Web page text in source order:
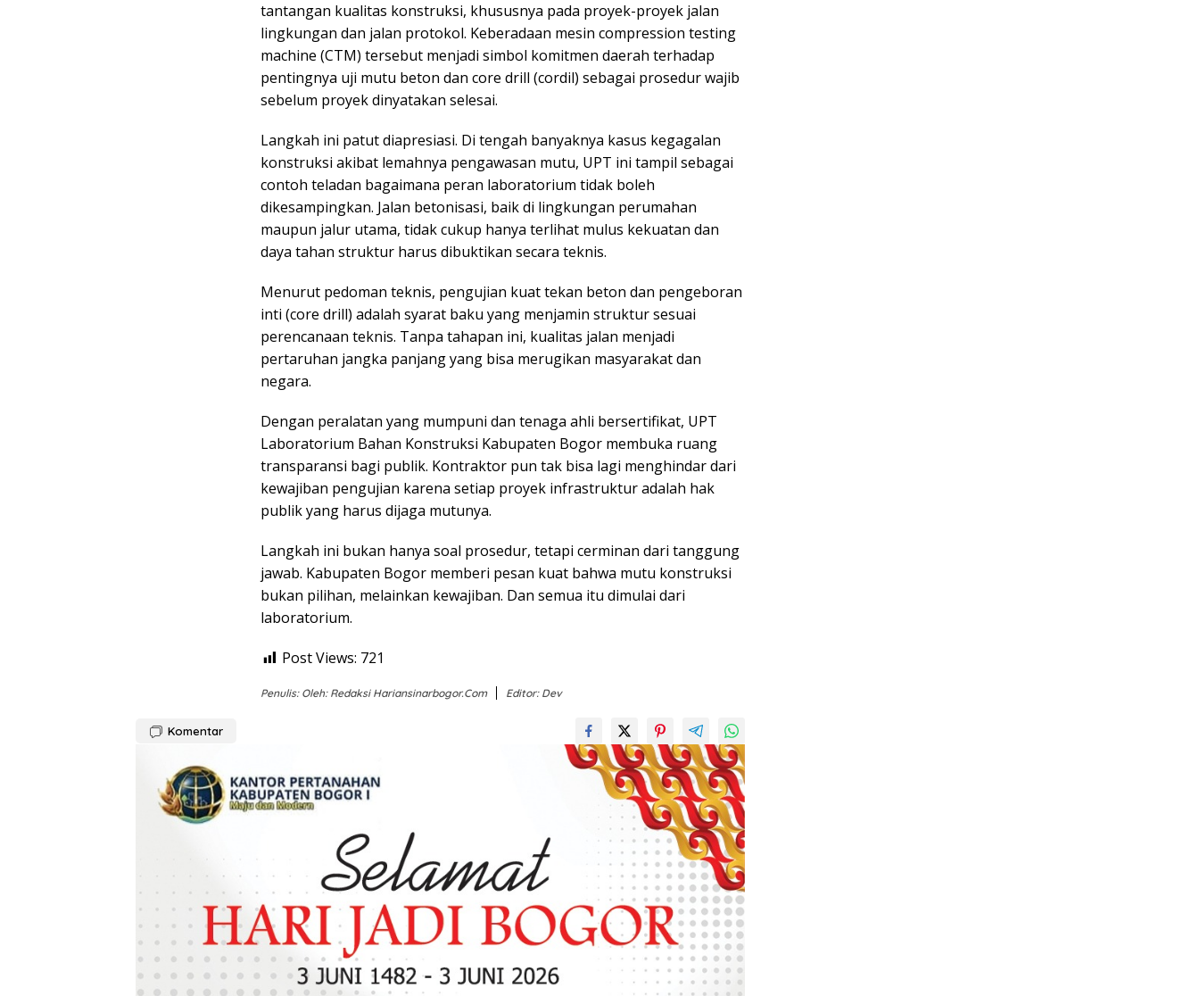
tantangan kualitas konstruksi, khususnya pada proyek-proyek jalan
lingkungan dan jalan protokol. Keberadaan mesin compression testing
machine (CTM) tersebut menjadi simbol komitmen daerah terhadap
pentingnya uji mutu beton dan core drill (cordil) sebagai prosedur wajib
sebelum proyek dinyatakan selesai.
Langkah ini patut diapresiasi. Di tengah banyaknya kasus kegagalan
konstruksi akibat lemahnya pengawasan mutu, UPT ini tampil sebagai
contoh teladan bagaimana peran laboratorium tidak boleh
dikesampingkan. Jalan betonisasi, baik di lingkungan perumahan
maupun jalur utama, tidak cukup hanya terlihat mulus kekuatan dan
daya tahan struktur harus dibuktikan secara teknis.
Menurut pedoman teknis, pengujian kuat tekan beton dan pengeboran
inti (core drill) adalah syarat baku yang menjamin struktur sesuai
perencanaan teknis. Tanpa tahapan ini, kualitas jalan menjadi
pertaruhan jangka panjang yang bisa merugikan masyarakat dan
negara.
Dengan peralatan yang mumpuni dan tenaga ahli bersertifikat, UPT
Laboratorium Bahan Konstruksi Kabupaten Bogor membuka ruang
transparansi bagi publik. Kontraktor pun tak bisa lagi menghindar dari
kewajiban pengujian karena setiap proyek infrastruktur adalah hak
publik yang harus dijaga mutunya.
Langkah ini bukan hanya soal prosedur, tetapi cerminan dari tanggung
jawab. Kabupaten Bogor memberi pesan kuat bahwa mutu konstruksi
bukan pilihan, melainkan kewajiban. Dan semua itu dimulai dari
laboratorium.
Post Views: 721
Penulis: Oleh: Redaksi Hariansinarbogor.com Editor: Dev
Komentar